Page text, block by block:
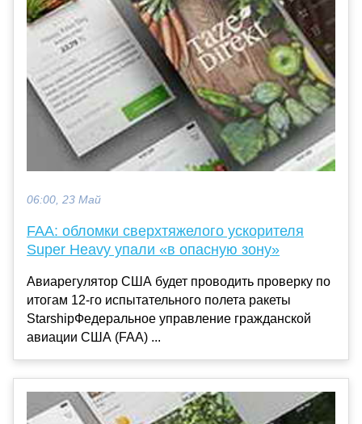
06:00, 23 Май
FAA: обломки сверхтяжелого ускорителя
Super Heavy упали «в опасную зону»
Авиарегулятор США будет проводить проверку по
итогам 12-го испытательного полета ракеты
StarshipФедеральное управление гражданской
авиации США (FAA) ...